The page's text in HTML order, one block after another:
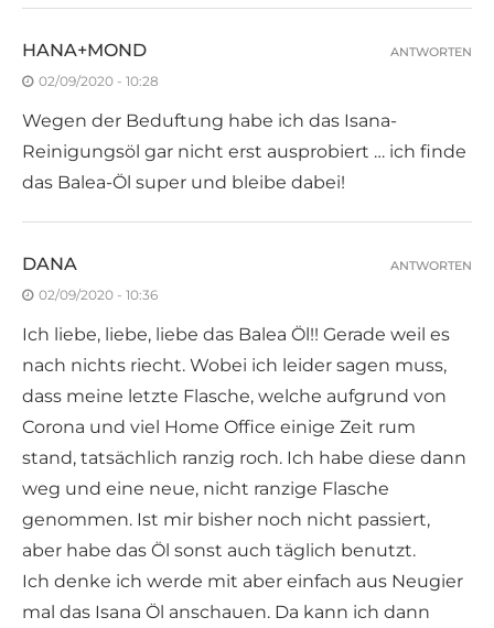
HANA+MOND
02/09/2020 - 10:28
Wegen der Beduftung habe ich das Isana-
Reinigungsöl gar nicht erst ausprobiert … ich finde
das Balea-Öl super und bleibe dabei!
ANTWORTEN
DANA
02/09/2020 - 10:36
Ich liebe, liebe, liebe das Balea Öl!! Gerade weil es
nach nichts riecht. Wobei ich leider sagen muss,
dass meine letzte Flasche, welche aufgrund von
Corona und viel Home Office einige Zeit rum
stand, tatsächlich ranzig roch. Ich habe diese dann
weg und eine neue, nicht ranzige Flasche
genommen. Ist mir bisher noch nicht passiert,
aber habe das Öl sonst auch täglich benutzt.
Ich denke ich werde mit aber einfach aus Neugier
mal das Isana Öl anschauen. Da kann ich dann
ANTWORTEN